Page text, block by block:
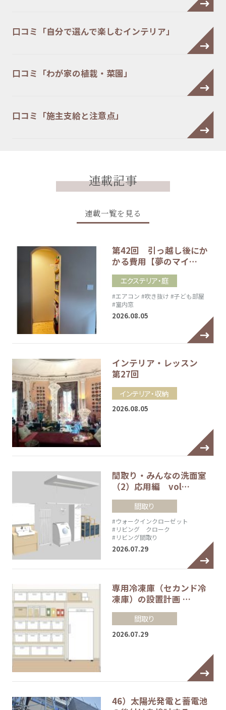
口コミ「自分で選んで楽しむインテリア」
口コミ「わが家の植栽・菜園」
口コミ「施主支給と注意点」
連載記事
連載一覧を見る
第42回 引っ越し後にか
かる費用【夢のマイ…
エクステリア・庭
#エアコン #吹き抜け #子ども部屋
#室内窓
2026.08.05
インテリア・レッスン
第27回
インテリア・収納
2026.08.05
間取り・みんなの洗面室
（2）応用編 vol…
間取り
#ウォークインクローゼット
#リビング クローク
#リビング間取り
2026.07.29
専用冷凍庫（セカンド冷
凍庫）の設置計画 …
間取り
2026.07.29
46）太陽光発電と蓄電池